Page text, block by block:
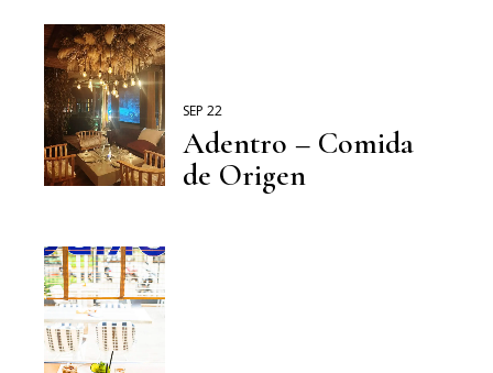
SEP 22
Adentro – Comida
de Origen